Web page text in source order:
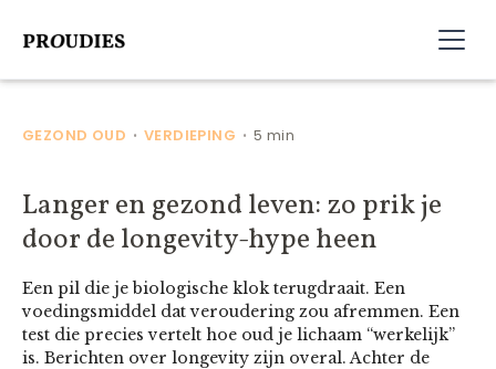
GEZOND OUD • VERDIEPING • 5 min
Langer en gezond leven: zo prik je
door de longevity-hype heen
Een pil die je biologische klok terugdraait. Een
voedingsmiddel dat veroudering zou afremmen. Een
test die precies vertelt hoe oud je lichaam “werkelijk”
is. Berichten over longevity zijn overal. Achter de